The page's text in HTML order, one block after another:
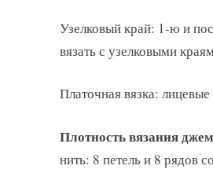
Узелковый край: 1-ю и
вязать с узелковыми
Платочная вязка:
Плотность вязания
нить: 8 петель и 8 рядов